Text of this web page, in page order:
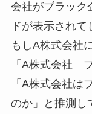
会社がブラック
ドが表示されて
もしA株式会社
「A株式会社
「A株式会社は
のか」と推測し